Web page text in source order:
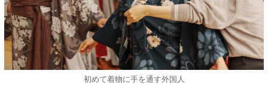
初めて着物に手を通す外国人